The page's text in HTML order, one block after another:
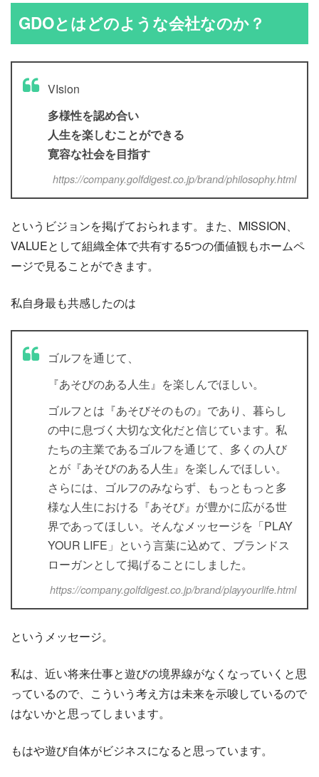
GDOとはどのような会社なのか？
VIsion
多様性を認め合い
人生を楽しむことができる
寛容な社会を目指す
https://company.golfdigest.co.jp/brand/philosophy.html
というビジョンを掲げておられます。また、MISSION、
VALUEとして組織全体で共有する5つの価値観もホームペ
ージで見ることができます。
私自身最も共感したのは
ゴルフを通じて、
『あそびのある人生』を楽しんでほしい。
ゴルフとは『あそびそのもの』であり、暮らし
の中に息づく大切な文化だと信じています。私
たちの主業であるゴルフを通じて、多くの人び
とが『あそびのある人生』を楽しんでほしい。
さらには、ゴルフのみならず、もっともっと多
様な人生における『あそび』が豊かに広がる世
界であってほしい。そんなメッセージを「PLAY
YOUR LIFE」という言葉に込めて、ブランドス
ローガンとして掲げることにしました。
https://company.golfdigest.co.jp/brand/playyourlife.html
というメッセージ。
私は、近い将来仕事と遊びの境界線がなくなっていくと思
っているので、こういう考え方は未来を示唆しているので
はないかと思ってしまいます。
もはや遊び自体がビジネスになると思っています。